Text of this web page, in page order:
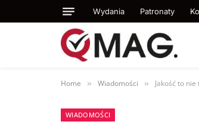
Wydania Patronaty
Home » Wiadomości » Jakość to
WIADOMOŚCI